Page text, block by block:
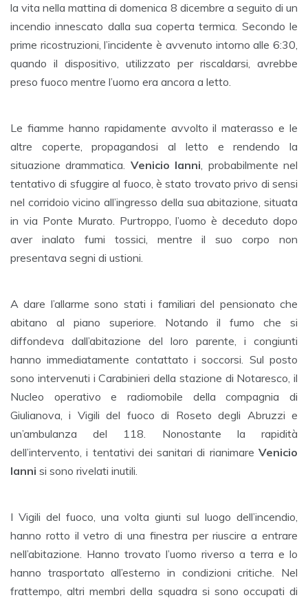
la vita nella mattina di domenica 8 dicembre a seguito di un
incendio innescato dalla sua coperta termica. Secondo le
prime ricostruzioni, l’incidente è avvenuto intorno alle 6:30,
quando il dispositivo, utilizzato per riscaldarsi, avrebbe
preso fuoco mentre l’uomo era ancora a letto.
Le fiamme hanno rapidamente avvolto il materasso e le
altre coperte, propagandosi al letto e rendendo la
situazione drammatica. Venicio Ianni, probabilmente nel
tentativo di sfuggire al fuoco, è stato trovato privo di sensi
nel corridoio vicino all’ingresso della sua abitazione, situata
in via Ponte Murato. Purtroppo, l’uomo è deceduto dopo
aver inalato fumi tossici, mentre il suo corpo non
presentava segni di ustioni.
A dare l’allarme sono stati i familiari del pensionato che
abitano al piano superiore. Notando il fumo che si
diffondeva dall’abitazione del loro parente, i congiunti
hanno immediatamente contattato i soccorsi. Sul posto
sono intervenuti i Carabinieri della stazione di Notaresco, il
Nucleo operativo e radiomobile della compagnia di
Giulianova, i Vigili del fuoco di Roseto degli Abruzzi e
un’ambulanza del 118. Nonostante la rapidità
dell’intervento, i tentativi dei sanitari di rianimare Venicio
Ianni si sono rivelati inutili.
I Vigili del fuoco, una volta giunti sul luogo dell’incendio,
hanno rotto il vetro di una finestra per riuscire a entrare
nell’abitazione. Hanno trovato l’uomo riverso a terra e lo
hanno trasportato all’esterno in condizioni critiche. Nel
frattempo, altri membri della squadra si sono occupati di